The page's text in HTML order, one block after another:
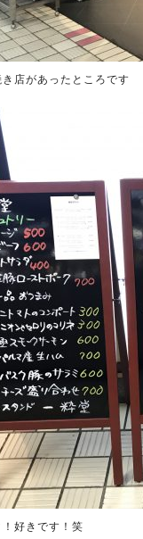
店があったところです
好きです！笑